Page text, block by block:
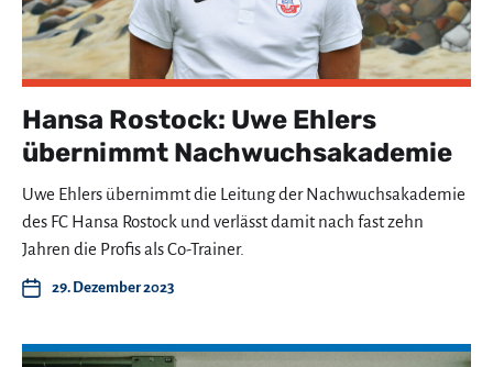
Hansa Rostock: Uwe Ehlers
übernimmt Nachwuchsakademie
Uwe Ehlers übernimmt die Leitung der Nachwuchsakademie
des FC Hansa Rostock und verlässt damit nach fast zehn
Jahren die Profis als Co-Trainer.
29. Dezember 2023